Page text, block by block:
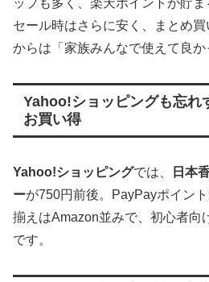
ップも多く、楽天ポイントが貯ま
セール時はさらに安く、まとめ
からは「家族みんなで使えて良か
Yahoo!ショッピングも忘れ
お買い得
Yahoo!ショッピングでは、
日本
ーが750円前後。PayPayポイン
揃えはAmazon並みで、初心者向
です。